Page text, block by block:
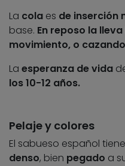
La cola es de inserción
base. En reposo la
movimiento, o
La esperanza de vida
los 10-12 años.
Pelaje y colores
El sabueso español
denso, bien pegado a